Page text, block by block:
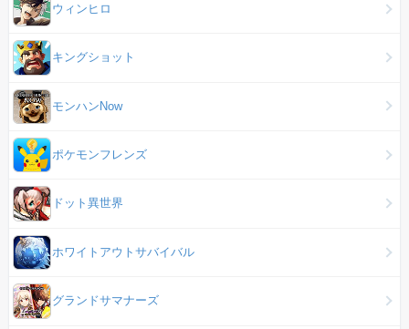
ウィンヒロ
キングショット
モンハンNow
ポケモンフレンズ
ドット異世界
ホワイトアウトサバイバル
グランドサマナーズ